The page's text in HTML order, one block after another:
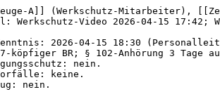
A]] (Werkschutz-Mitarbeiter),
Werkschutz-Video 2026-04-15
2026-04-15 18:30
köpfiger BR; § 102-Anhörung 3 Tage
nein.
keine.
nein.